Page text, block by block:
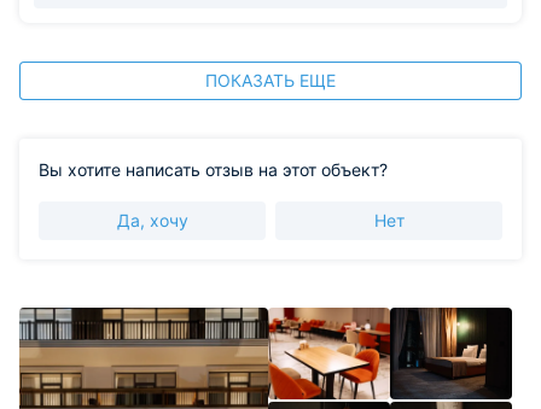
ПОКАЗАТЬ ЕЩЕ
Вы хотите написать отзыв на этот объект?
Да, хочу Нет